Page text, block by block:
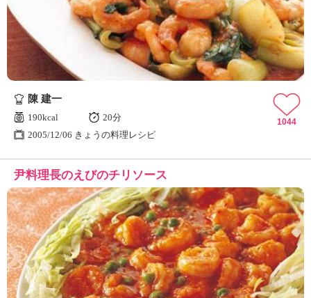
陳 建一
190kcal
20分
2005/12/06 きょうの料理レシピ
1044
尹料理長のえびのチリソース